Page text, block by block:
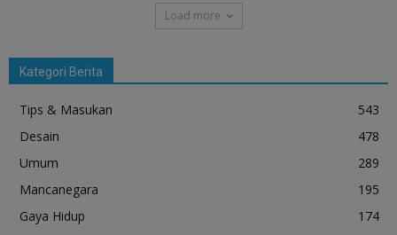
Load more
Kategori Berita
Tips & Masukan
543
Desain
478
Umum
289
Mancanegara
195
Gaya Hidup
174